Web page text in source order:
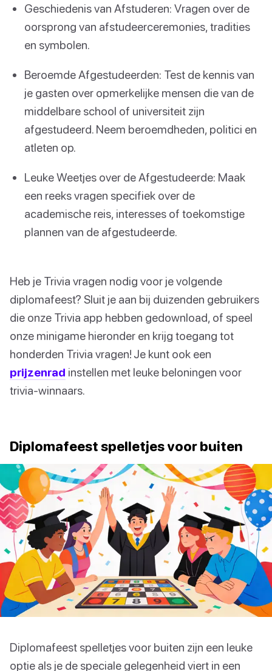
Geschiedenis van Afstuderen: Vragen over de
oorsprong van afstudeerceremonies, tradities
en symbolen.
Beroemde Afgestudeerden: Test de kennis van
je gasten over opmerkelijke mensen die van de
middelbare school of universiteit zijn
afgestudeerd. Neem beroemdheden, politici en
atleten op.
Leuke Weetjes over de Afgestudeerde: Maak
een reeks vragen specifiek over de
academische reis, interesses of toekomstige
plannen van de afgestudeerde.
Heb je Trivia vragen nodig voor je volgende
diplomafeest? Sluit je aan bij duizenden gebruikers
die onze Trivia app hebben gedownload, of speel
onze minigame hieronder en krijg toegang tot
honderden Trivia vragen! Je kunt ook een
prijzenrad instellen met leuke beloningen voor
trivia-winnaars.
Diplomafeest spelletjes voor buiten
Diplomafeest spelletjes voor buiten zijn een leuke
optie als je de speciale gelegenheid viert in een